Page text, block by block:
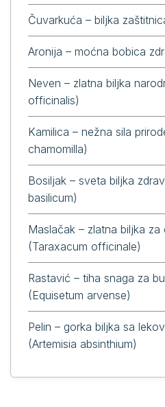
Čuvarkuća – biljka
Aronija – moćna bobica
Neven – zlatna biljka
officinalis)
Kamilica – nežna sila
chamomilla)
Bosiljak – sveta biljka
basilicum)
Maslačak – zlatna biljka
(Taraxacum officinale)
Rastavić – tiha snaga za
(Equisetum arvense)
Pelin – gorka biljka sa
(Artemisia absinthium)